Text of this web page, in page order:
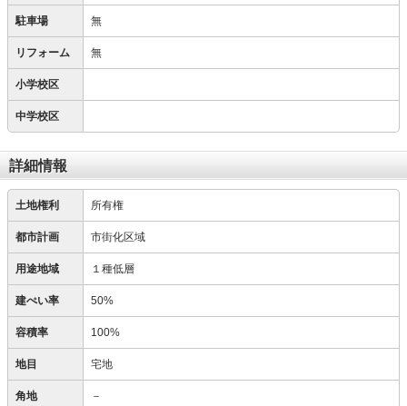
駐車場 無
リフォーム 無
小学校区
中学校区
詳細情報
土地権利 所有権
都市計画 市街化区域
用途地域 １種低層
建ぺい率 50%
容積率 100%
地目 宅地
角地 －